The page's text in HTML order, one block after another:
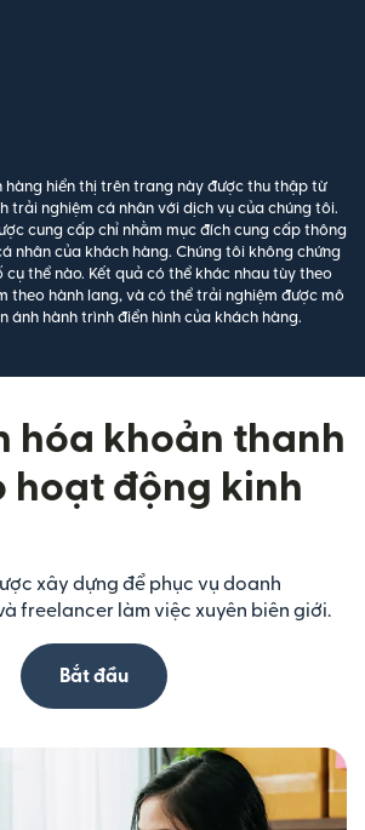
hàng hiển thị trên trang này được thu thập từ
trải nghiệm cá nhân với dịch vụ của chúng tôi.
cung cấp chỉ nhằm mục đích cung cấp thông
nhân của khách hàng. Chúng tôi không chứng
thể nào. Kết quả có thể khác nhau tùy theo
theo hành lang, và có thể trải nghiệm được mô
ánh hành trình điển hình của khách hàng.
hóa khoản thanh
hoạt động kinh
xây dựng để phục vụ doanh
freelancer làm việc xuyên biên giới.
Bắt đầu